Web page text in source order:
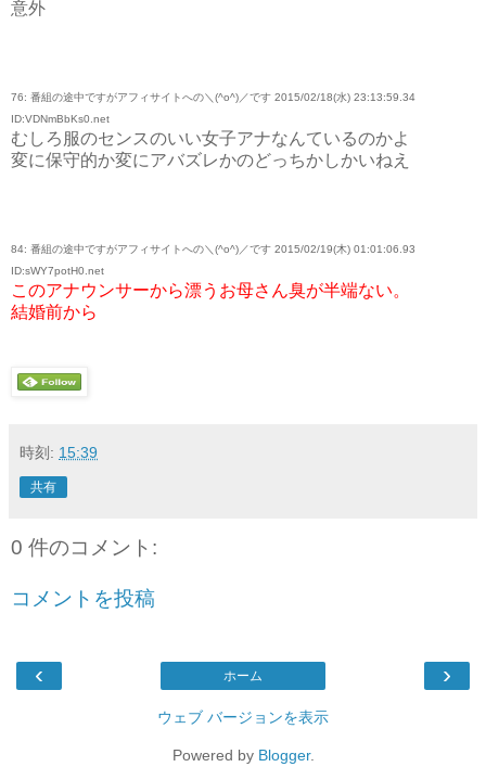
意外
76: 番組の途中ですがアフィサイトへの＼(^o^)／です 2015/02/18(水) 23:13:59.34
ID:VDNmBbKs0.net
むしろ服のセンスのいい女子アナなんているのかよ
変に保守的か変にアバズレかのどっちかしかいねえ
84: 番組の途中ですがアフィサイトへの＼(^o^)／です 2015/02/19(木) 01:01:06.93
ID:sWY7potH0.net
このアナウンサーから漂うお母さん臭が半端ない。
結婚前から
時刻: 15:39
共有
0 件のコメント:
コメントを投稿
‹ ›
ホーム
ウェブ バージョンを表示
Powered by Blogger.